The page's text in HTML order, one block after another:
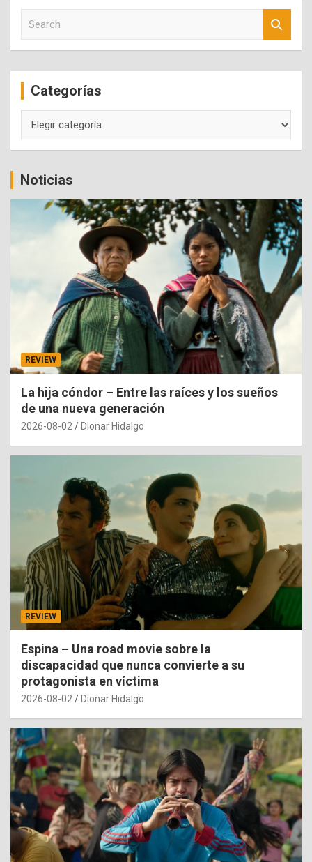
c
Categorías
Noticias
REVIEW
La hija cóndor – Entre las raíces y los sueños
de una nueva generación
2026-08-02 Dionar Hidalgo
REVIEW
Espina – Una road movie sobre la
discapacidad que nunca convierte a su
protagonista en víctima
2026-08-02 Dionar Hidalgo